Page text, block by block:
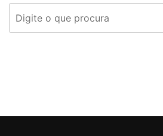
PESQUISAR